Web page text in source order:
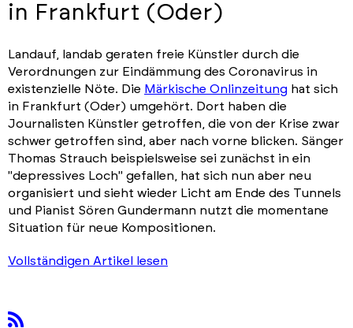
in Frankfurt (Oder)
Landauf, landab geraten freie Künstler durch die
Verordnungen zur Eindämmung des Coronavirus in
existenzielle Nöte. Die Märkische Onlinzeitung hat sich
in Frankfurt (Oder) umgehört. Dort haben die
Journalisten Künstler getroffen, die von der Krise zwar
schwer getroffen sind, aber nach vorne blicken. Sänger
Thomas Strauch beispielsweise sei zunächst in ein
"depressives Loch" gefallen, hat sich nun aber neu
organisiert und sieht wieder Licht am Ende des Tunnels
und Pianist Sören Gundermann nutzt die momentane
Situation für neue Kompositionen.
Vollständigen Artikel lesen